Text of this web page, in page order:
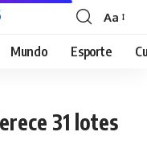
Font
Resizer
Aa
Mundo Esporte
31 lotes